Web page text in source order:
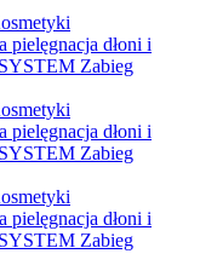
dłoni i
Zabieg
dłoni i
Zabieg
dłoni i
Zabieg